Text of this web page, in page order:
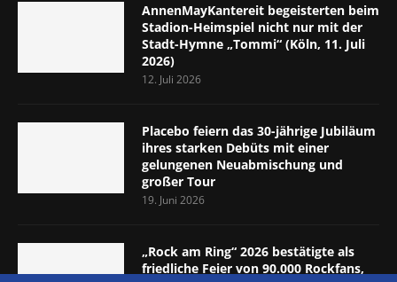
AnnenMayKantereit begeisterten beim
Stadion-Heimspiel nicht nur mit der
Stadt-Hymne „Tommi“ (Köln, 11. Juli
2026)
12. Juli 2026
Placebo feiern das 30-jährige Jubiläum
ihres starken Debüts mit einer
gelungenen Neuabmischung und
großer Tour
19. Juni 2026
„Rock am Ring“ 2026 bestätigte als
friedliche Feier von 90.000 Rockfans,